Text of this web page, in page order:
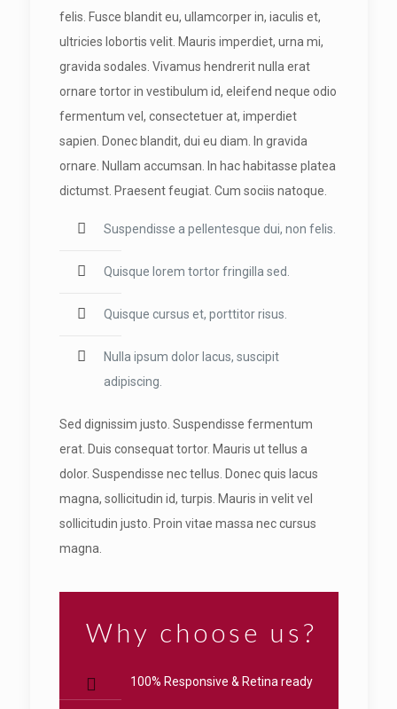
felis. Fusce blandit eu, ullamcorper in, iaculis et,
ultricies lobortis velit. Mauris imperdiet, urna mi,
gravida sodales. Vivamus hendrerit nulla erat
ornare tortor in vestibulum id, eleifend neque odio
fermentum vel, consectetuer at, imperdiet
sapien. Donec blandit, dui eu diam. In gravida
ornare. Nullam accumsan. In hac habitasse platea
dictumst. Praesent feugiat. Cum sociis natoque.
Suspendisse a pellentesque dui, non felis.
Quisque lorem tortor fringilla sed.
Quisque cursus et, porttitor risus.
Nulla ipsum dolor lacus, suscipit
adipiscing.
Sed dignissim justo. Suspendisse fermentum
erat. Duis consequat tortor. Mauris ut tellus a
dolor. Suspendisse nec tellus. Donec quis lacus
magna, sollicitudin id, turpis. Mauris in velit vel
sollicitudin justo. Proin vitae massa nec cursus
magna.
Why choose us?
100% Responsive & Retina ready